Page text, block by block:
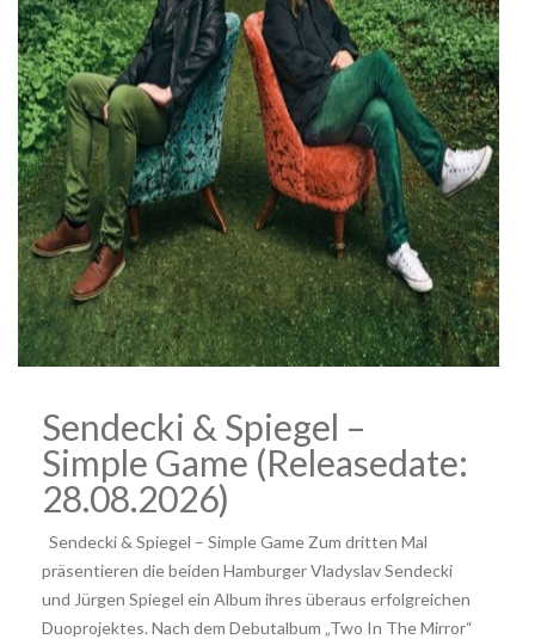
Sendecki & Spiegel –
Simple Game (Releasedate:
28.08.2026)
Sendecki & Spiegel – Simple Game Zum dritten Mal
präsentieren die beiden Hamburger Vladyslav Sendecki
und Jürgen Spiegel ein Album ihres überaus erfolgreichen
Duoprojektes. Nach dem Debutalbum „Two In The Mirror“